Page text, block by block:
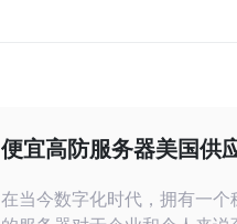
便宜高防服务器美国供
在当今数字化时代，拥有一个